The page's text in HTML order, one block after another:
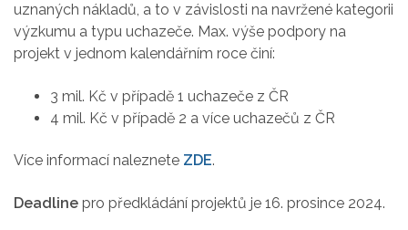
uznaných nákladů, a to v závislosti na navržené kategorii
výzkumu a typu uchazeče. Max. výše podpory na
projekt v jednom kalendářním roce činí:
3 mil. Kč v případě 1 uchazeče z ČR
4 mil. Kč v případě 2 a více uchazečů z ČR
Více informací naleznete ZDE.
Deadline pro předkládání projektů je 16. prosince 2024.